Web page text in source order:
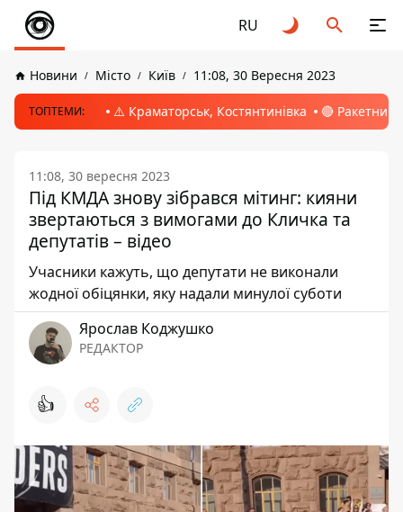
RU
Новини Місто Київ 11:08, 30 Вересня 2023
ТОПТЕМИ: ⚠️ Краматорськ, Костянтинівка 🔴 Ракетний
11:08, 30 вересня 2023
Під КМДА знову зібрався мітинг: кияни
звертаються з вимогами до Кличка та
депутатів – відео
Учасники кажуть, що депутати не виконали
жодної обіцянки, яку надали минулої суботи
Ярослав Коджушко
РЕДАКТОР
👍